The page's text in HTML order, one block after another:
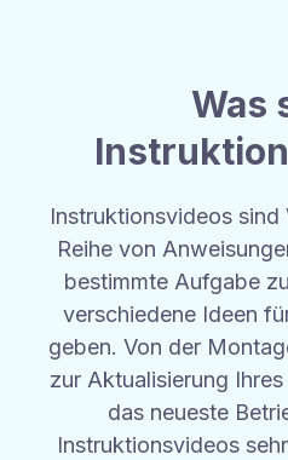
Was
Instruktionsvideos sind
Reihe von
bestimmte Aufgabe
verschiedene Ideen
geben. Von der
zur Aktualisierung
das neueste
Instruktionsvideos